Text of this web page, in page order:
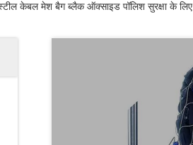
केबल मेश बैग ब्लैक ऑक्साइड पॉलिश सुरक्षा के लिए